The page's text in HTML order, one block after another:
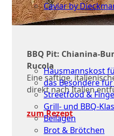
Caviar by
Probierpakete
Küche
Hausmannskost
das Besondere
Streetfood &
Grill- und BBQ-
Beilagen
Brot & Brötchen
BBQ Pit: Chianina-
Rucola
Eine saftige,
direkt nach Italien
zum Rezept